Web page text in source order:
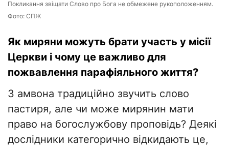
Покликання звіщати Слово про Бога не обмежене рукоположенням.
Фото: СПЖ
Як миряни можуть брати участь у місії
Церкви і чому це важливо для
пожвавлення парафіяльного життя?
З амвона традиційно звучить слово
пастиря, але чи може мирянин мати
право на богослужбову проповідь? Деякі
дослідники категорично відкидають це,